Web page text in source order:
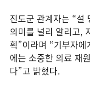
진도군 관계자는 “설
의미를 널리 알리고,
획”이라며 “기부자
에는 소중한 의료 재
다”고 밝혔다.